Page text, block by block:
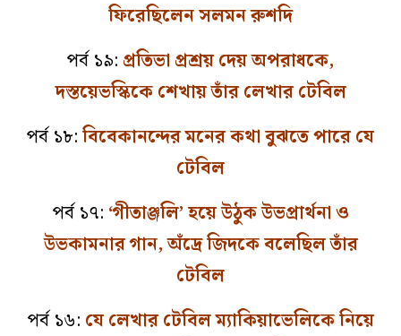
ফিরেছিলেন সলমন রুশদি
পর্ব ১৯: প্রতিভা প্রশ্রয় দেয় অপরাধকে,
দস্তয়েভস্কিকে শেখায় তাঁর লেখার টেবিল
পর্ব ১৮:বিবেকানন্দের মনের কথা বুঝতে পারে যে
টেবিল
পর্ব ১৭: ‘গীতাঞ্জলি’ হয়ে উঠুক উভপ্রার্থনা ও
উভকামনার গান, অঁদ্রে জিদকে বলেছিল তাঁর
টেবিল
পর্ব ১৬: যে লেখার টেবিল ম্যাকিয়াভেলিকে নিয়ে